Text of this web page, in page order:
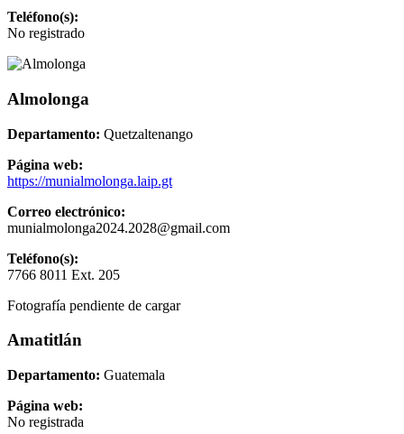
Teléfono(s):
No registrado
Almolonga
Departamento: Quetzaltenango
Página web:
https://munialmolonga.laip.gt
Correo electrónico:
munialmolonga2024.2028@gmail.com
Teléfono(s):
7766 8011 Ext. 205
Fotografía pendiente de cargar
Amatitlán
Departamento: Guatemala
Página web:
No registrada